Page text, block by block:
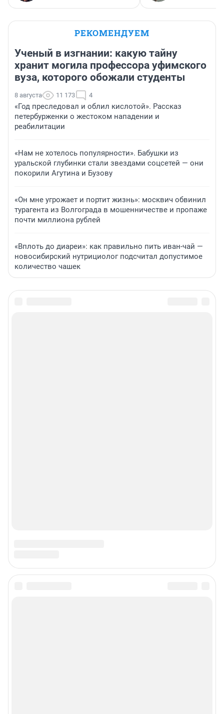
РЕКОМЕНДУЕМ
Ученый в изгнании: какую тайну
хранит могила профессора уфимского
вуза, которого обожали студенты
8 августа 11 173 4
«Год преследовал и облил кислотой». Рассказ
петербурженки о жестоком нападении и
реабилитации
«Нам не хотелось популярности». Бабушки из
уральской глубинки стали звездами соцсетей — они
покорили Агутина и Бузову
«Он мне угрожает и портит жизнь»: москвич обвинил
турагента из Волгограда в мошенничестве и пропаже
почти миллиона рублей
«Вплоть до диареи»: как правильно пить иван-чай —
новосибирский нутрициолог подсчитал допустимое
количество чашек